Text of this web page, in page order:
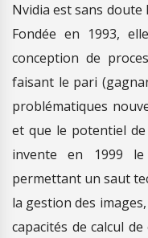
Nvidia est sans doute
Fondée en 1993,
conception de
faisant le pari
problématiques
et que le potentiel
invente en 1999
permettant un saut
la gestion des
capacités de calcul